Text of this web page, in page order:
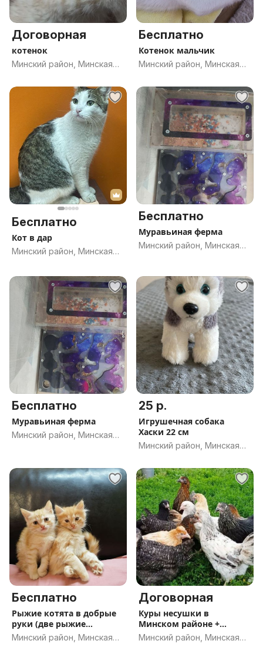
Договорная
котенок
Минский район, Минская
Бесплатно
Котенок мальчик
Минский район, Минская
Бесплатно
Кот в дар
Минский район, Минская
Бесплатно
Муравьиная ферма
Минский район, Минская
Бесплатно
Муравьиная ферма
Минский район, Минская
25 р.
Игрушечная собака
Хаски 22 см
Минский район, Минская
Бесплатно
Рыжие котята в добрые
руки (две рыжие
кошечки)
Минский район, Минская
Договорная
Куры несушки в
Минском районе +
курочка в подарок
Минский район, Минская